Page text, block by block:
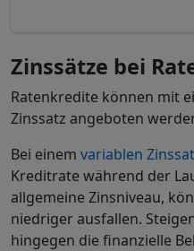
Zinssätze bei
Ratenkredite können mit
Zinssatz angeboten
Bei einem variablen
Kreditrate während der
allgemeine Zinsniveau,
niedriger ausfallen.
hingegen die finanzielle